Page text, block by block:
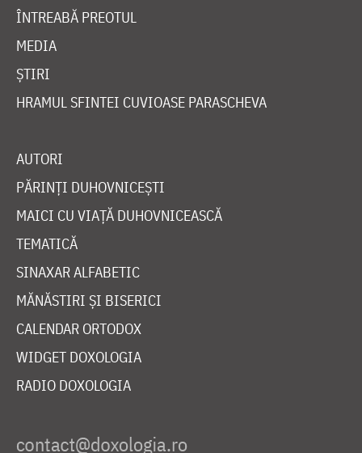
ÎNTREABĂ PREOTUL
MEDIA
ȘTIRI
HRAMUL SFINTEI CUVIOASE PARASCHEVA
AUTORI
PĂRINȚI DUHOVNICEȘTI
MAICI CU VIAȚĂ DUHOVNICEASCĂ
TEMATICĂ
SINAXAR ALFABETIC
MĂNĂSTIRI ȘI BISERICI
CALENDAR ORTODOX
WIDGET DOXOLOGIA
RADIO DOXOLOGIA